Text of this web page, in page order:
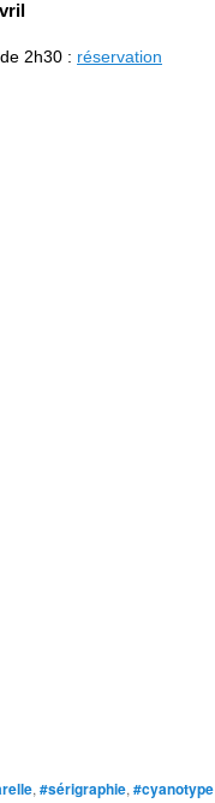
2h30 : réservation
, #sérigraphie, #cyanotype